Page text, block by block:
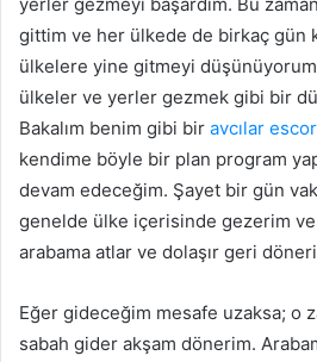
gittim ve her ülkede de birkaç gün
ülkelere yine gitmeyi düşünüyorum
ülkeler ve yerler gezmek gibi bir
Bakalım benim gibi bir avcılar
kendime böyle bir plan program
devam edeceğim. Şayet bir gün
genelde ülke içerisinde gezerim
arabama atlar ve dolaşır geri
Eğer gideceğim mesafe uzaksa; o
sabah gider akşam dönerim.